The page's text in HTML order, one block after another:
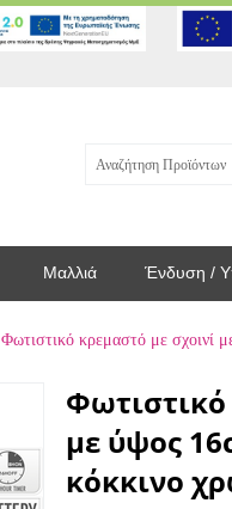
Μαλλιά Ένδυση /
Φωτιστικό κρεμαστό με
Φωτιστικό
με ύψος
κόκκινο